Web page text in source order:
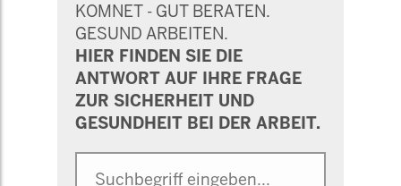
KOMNET - GUT BERATEN.
GESUND ARBEITEN.
HIER FINDEN SIE DIE
ANTWORT AUF IHRE FRAGE
ZUR SICHERHEIT UND
GESUNDHEIT BEI DER ARBEIT.